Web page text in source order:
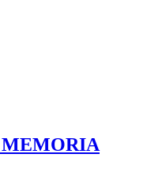
MEMORIA